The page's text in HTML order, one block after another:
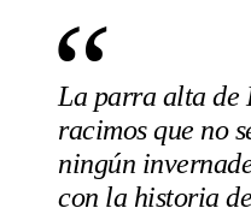
“
La parra alta de
racimos que no
ningún
con la historia